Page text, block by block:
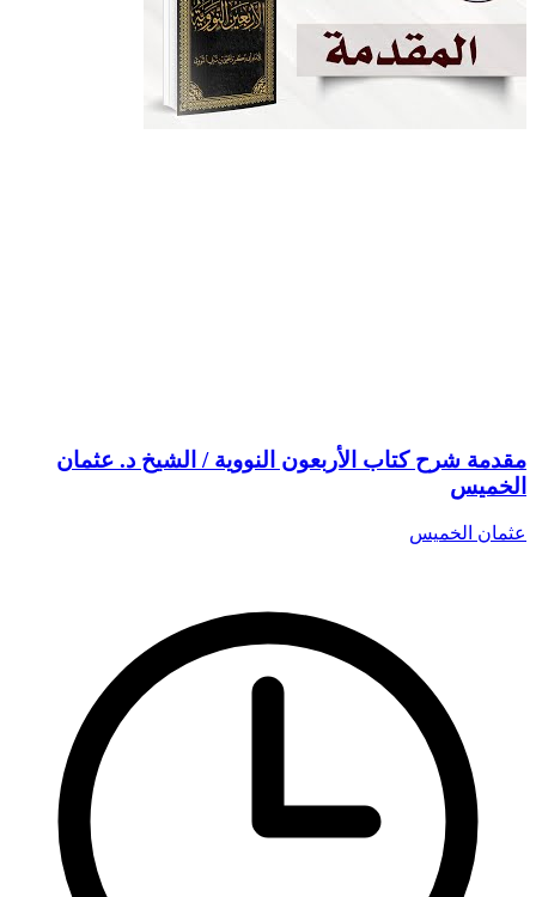
مقدمة شرح كتاب الأربعون النووية / الشيخ د. عثمان
الخميس
عثمان الخميس